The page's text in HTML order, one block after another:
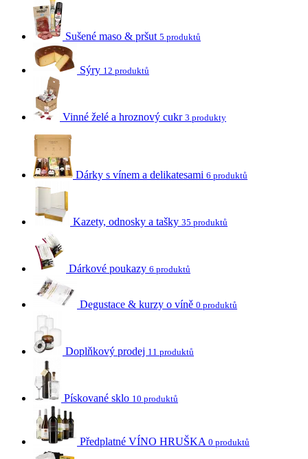
Sušené maso & pršut 5 produktů
Sýry 12 produktů
Vinné želé a hroznový cukr 3 produkty
Dárky s vínem a delikatesami 6 produktů
Kazety, odnosky a tašky 35 produktů
Dárkové poukazy 6 produktů
Degustace & kurzy o víně 0 produktů
Doplňkový prodej 11 produktů
Pískované sklo 10 produktů
Předplatné VÍNO HRUŠKA 0 produktů